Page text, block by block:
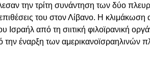
την τρίτη συνάντηση των δύο
επιθέσεις του στον Λίβανο. Η
Ισραήλ από τη σιιτική φιλοϊρανική
την έναρξη των αμερικανοϊσραηλινών